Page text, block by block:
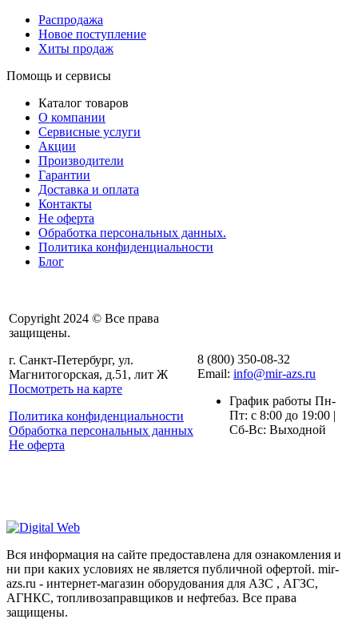
Распродажа
Новое поступление
Хиты продаж
Помощь и сервисы
Каталог товаров
О компании
Сервисные услуги
Акции
Производители
Гарантии
Доставка и оплата
Контакты
Не оферта
Обработка персональных данных.
Политика конфиденциальности
Блог
Copyright 2024 © Все права
защищены.
г. Санкт-Петербург, ул.
Магнитогорская, д.51, лит Ж
Посмотреть на карте
Политика конфиденциальности
Обработка персональных данных
Не оферта
8 (800) 350-08-32
Email: info@mir-azs.ru
График работы Пн-
Пт: с 8:00 до 19:00 |
Сб-Вс: Выходной
Вся информация на сайте предоставлена для ознакомления и
ни при каких условиях не является публичной офертой. mir-
azs.ru - интернет-магазин оборудования для АЗС , АГЗС,
АГНКС, топливозаправщиков и нефтебаз. Все права
защищены.